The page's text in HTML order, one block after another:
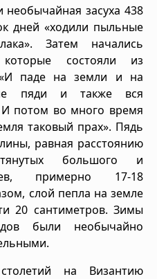
засуха 438
дней «ходили пыльные
Затем начались
состояли из
«И паде на земли и на
пяди и также вся
потом во много время
таковый прах». Пядь
равная расстоянию
большого и
примерно 17-18
слой пепла на земле
20 сантиметров. Зимы
были необычайно
на Византию